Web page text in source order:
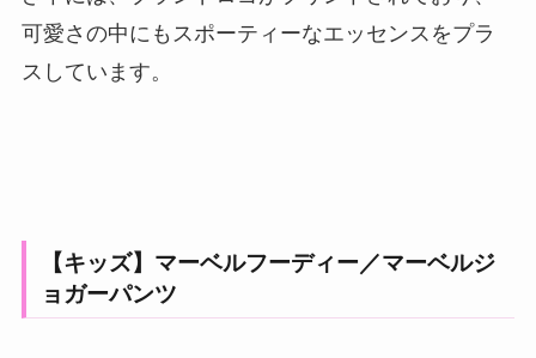
可愛さの中にもスポーティーなエッセンスをプラ
スしています。
【キッズ】マーベルフーディー／マーベルジ
ョガーパンツ